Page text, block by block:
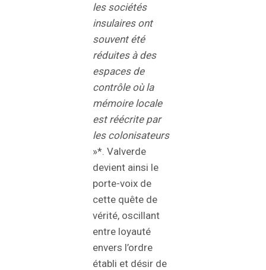
les sociétés
insulaires ont
souvent été
réduites à des
espaces de
contrôle où la
mémoire locale
est réécrite par
les colonisateurs
»*. Valverde
devient ainsi le
porte-voix de
cette quête de
vérité, oscillant
entre loyauté
envers l’ordre
établi et désir de